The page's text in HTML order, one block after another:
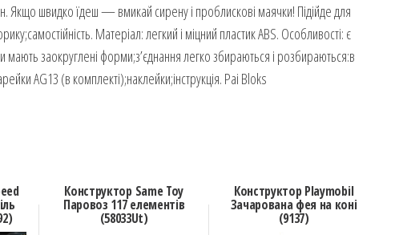
Якщо швидко їдеш — вмикай сирену і проблискові маячки! Підійде для
Матеріал: легкий і міцний пластик ABS. Особливості: є
заокруглені форми;з’єднання легко збираються і розбираються:в
AG13 (в комплекті);наклейки;інструкція. Pai Bloks
Конструктор Same Toy
Паровоз 117 елементів
(58033Ut)
Конструктор Playmobil
Зачарована фея на коні
(9137)